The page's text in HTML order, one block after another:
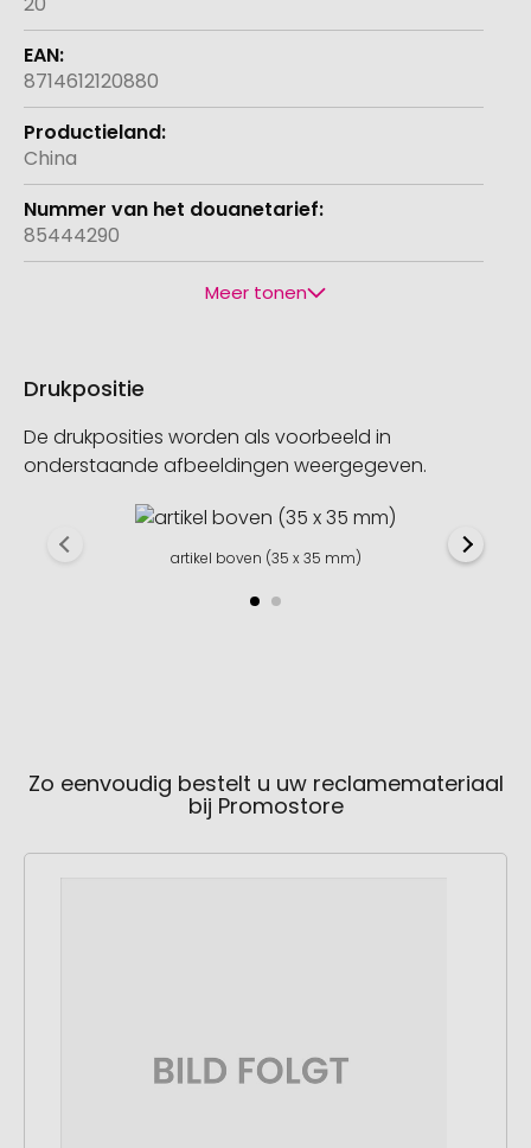
8714612120880
China
85444290
Meer tonen
Drukpositie
De drukposities worden als voorbeeld in
onderstaande afbeeldingen weergegeven.
artikel boven (35 x 35 mm)
Zo eenvoudig bestelt u uw reclamemateriaal
bij Promostore